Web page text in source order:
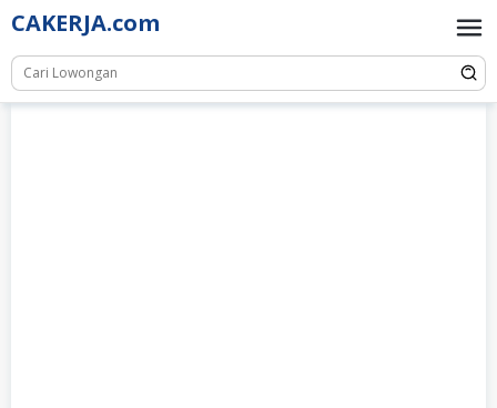
Skip
to
content
CAKERJA.com